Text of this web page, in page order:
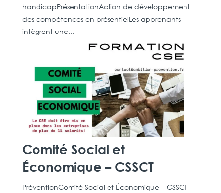
handicapPrésentationAction de développement
des compétences en présentielLes apprenants
intègrent une...
Comité Social et
Économique – CSSCT
PréventionComité Social et Économique – CSSCT